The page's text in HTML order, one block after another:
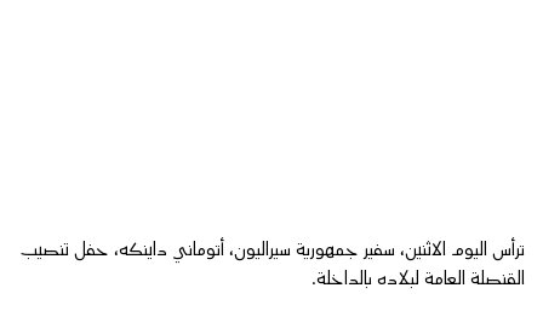
ترأس اليوم الاثنين، سفير جمهورية سيراليون، أتوماني داينكه، حفل تنصيب
القنصلة العامة لبلاده بالداخلة.